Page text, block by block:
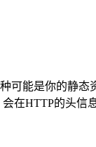
可能是你的静
在HTTP的头信